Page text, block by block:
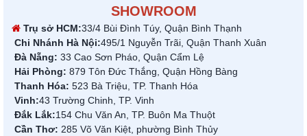
SHOWROOM
Trụ sở HCM:33/4 Bùi Đình Túy, Quận Bình Thạnh
Chi Nhánh Hà Nội:495/1 Nguyễn Trãi, Quận Thanh Xuân
Đà Nẵng: 33 Cao Sơn Pháo, Quận Cẩm Lệ
Hải Phòng: 879 Tôn Đức Thắng, Quận Hồng Bàng
Thanh Hóa: 523 Bà Triệu, TP. Thanh Hóa
Vinh:43 Trường Chinh, TP. Vinh
Đắk Lắk:154 Chu Văn An, TP. Buôn Ma Thuột
Cần Thơ: 285 Võ Văn Kiệt, phường Bình Thủy